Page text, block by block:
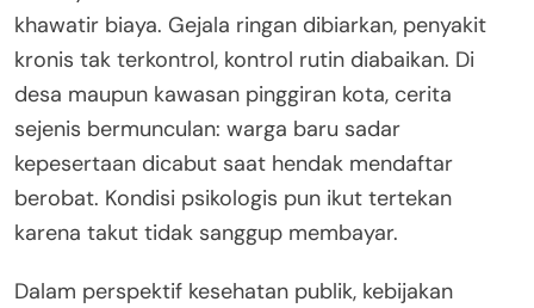
khawatir biaya. Gejala ringan dibiarkan, penyakit
kronis tak terkontrol, kontrol rutin diabaikan. Di
desa maupun kawasan pinggiran kota, cerita
sejenis bermunculan: warga baru sadar
kepesertaan dicabut saat hendak mendaftar
berobat. Kondisi psikologis pun ikut tertekan
karena takut tidak sanggup membayar.
Dalam perspektif kesehatan publik, kebijakan